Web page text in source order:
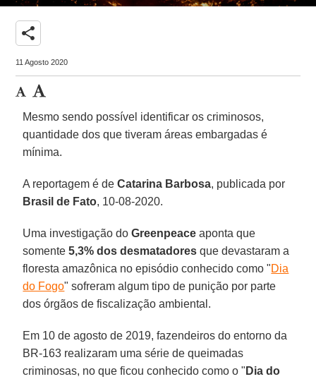
share
11 Agosto 2020
Mesmo sendo possível identificar os criminosos,
quantidade dos que tiveram áreas embargadas é
mínima.
A reportagem é deCatarina Barbosa, publicada por
Brasil de Fato, 10-08-2020.
Uma investigação doGreenpeace aponta que
somente 5,3% dos desmatadores que devastaram a
floresta amazônica no episódio conhecido como "Dia
do Fogo" sofreram algum tipo de punição por parte
dos órgãos de fiscalização ambiental.
Em 10 de agosto de 2019, fazendeiros do entorno da
BR-163 realizaram uma série de queimadas
criminosas, no que ficou conhecido como o " Dia do